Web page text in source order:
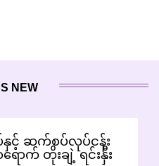
NEW
င့် ဆက်စပ်လုပ်ငန်း
ောက် တိုးချဲ့ ရင်းနှီး